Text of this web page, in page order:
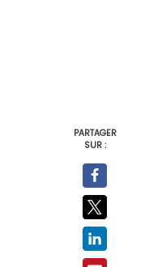
PARTAGER
SUR :